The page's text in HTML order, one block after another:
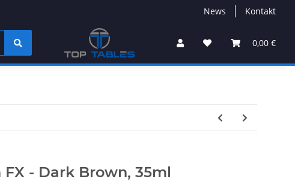
News Kontakt
0,00 €
FX - Dark Brown, 35ml